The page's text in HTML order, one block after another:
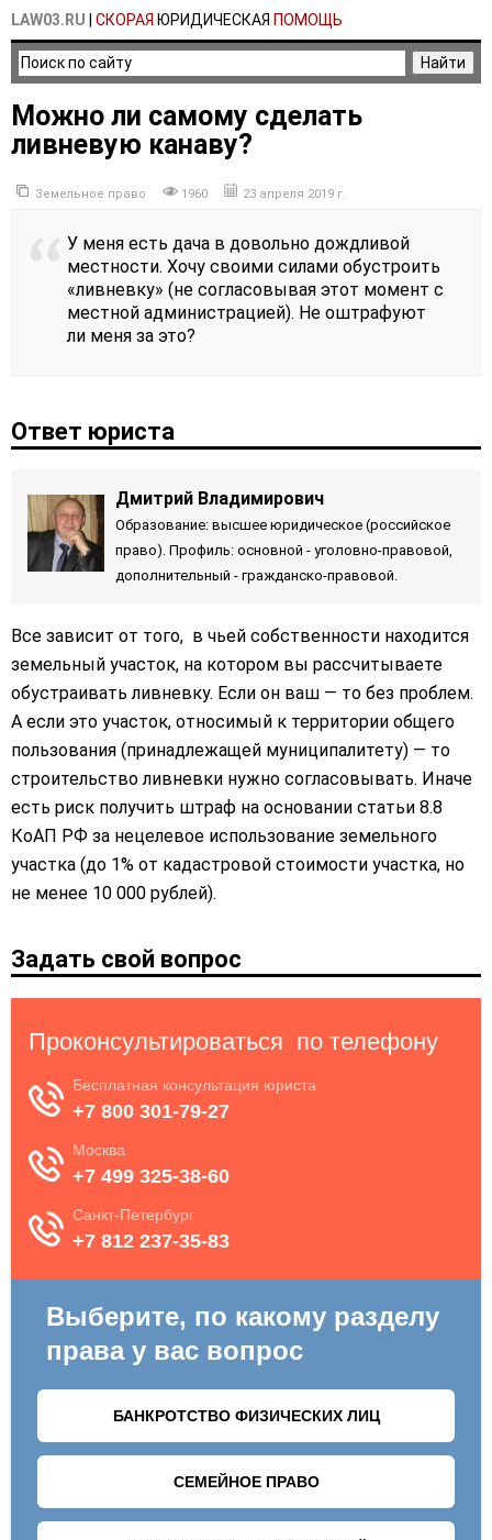
LAW03.RU СКОРАЯ ЮРИДИЧЕСКАЯ ПОМОЩЬ
Можно ли самому сделать
ливневую канаву?
Земельное право 1960 23 апреля 2019 г.
У меня есть дача в довольно дождливой
местности. Хочу своими силами обустроить
«ливневку» (не согласовывая этот момент с
местной администрацией). Не оштрафуют
ли меня за это?
Ответ юриста
Дмитрий Владимирович
Образование: высшее юридическое (российское
право). Профиль: основной - уголовно-правовой,
дополнительный - гражданско-правовой.
Все зависит от того, в чьей собственности находится
земельный участок, на котором вы рассчитываете
обустраивать ливневку. Если он ваш — то без проблем.
А если это участок, относимый к территории общего
пользования (принадлежащей муниципалитету) — то
строительство ливневки нужно согласовывать. Иначе
есть риск получить штраф на основании статьи 8.8
КоАП РФ за нецелевое использование земельного
участка (до 1% от кадастровой стоимости участка, но
не менее 10 000 рублей).
Задать свой вопрос